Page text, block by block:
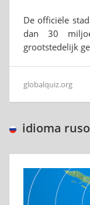
De officiële
dan 30
grootstedelijk
globalquiz.org
idioma ruso